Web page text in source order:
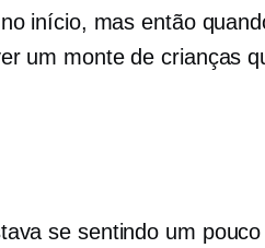
início, mas então
um monte de crianças
se sentindo um